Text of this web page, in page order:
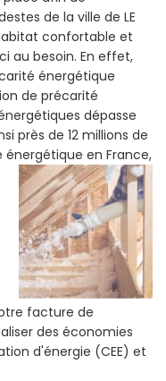
de la ville de LE
confortable et
au besoin. En effet,
énergétique
de précarité
dépasse
près de 12 millions de
en France,
facture de
des économies
d'énergie (CEE) et